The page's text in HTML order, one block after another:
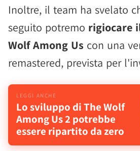
Inoltre, il team ha svelato
seguito potremo rigiocare
Wolf Among Us con una
remastered, prevista per
Lo sviluppo di The Wolf
Among Us 2 potrebbe
essere ripartito da zero